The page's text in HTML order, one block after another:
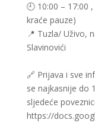
🕘 10:00 – 17:00
kraće pauze)
📍 Tuzla/ Uživo,
Slavinovići
🔗 Prijava i sve
se najkasnije do
sljedeće
https://